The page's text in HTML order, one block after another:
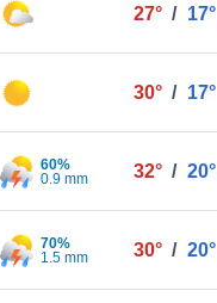
27° / 17°
30° / 17°
60%
0.9 mm
32° / 20°
70%
1.5 mm
30° / 20°